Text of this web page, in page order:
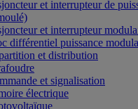
et interrupteur de
et interrupteur
différentiel puissance
et distribution
et signalisation
électrique